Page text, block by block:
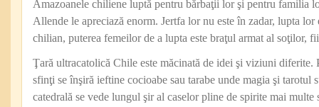
Amazoanele chiliene luptă pentru bărbaţii lor şi pentru familia
Allende le apreciază enorm. Jertfa lor nu este în zadar, lupta
chilian, puterea femeilor de a lupta este braţul armat al soţilor,
Ţară ultracatolică Chile este măcinată de idei şi viziuni diferite.
sfinţi se înşiră ieftine cocioabe sau tarabe unde magia şi tarotul
catedrală se vede lungul şir al caselor pline de spirite mai